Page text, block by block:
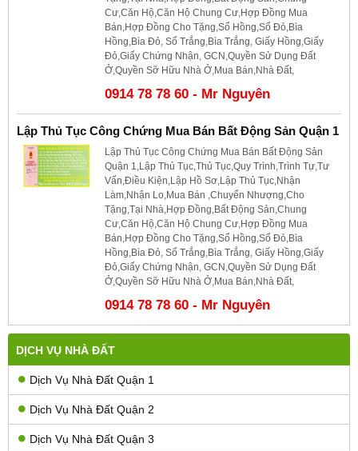
DỊCH VỤ NHÀ ĐẤT
Dịch Vụ Nhà Đất Quận 1
Dịch Vụ Nhà Đất Quận 2
Dịch Vụ Nhà Đất Quận 3
Cư,Căn Hộ,Căn Hộ Chung Cư,Hợp Đồng Mua
Bán,Hợp Đồng Cho Tặng,Sổ Hồng,Sổ Đỏ,Bìa
Hồng,Bìa Đỏ, Sổ Trắng,Bìa Trắng, Giấy Hồng,Giấy
Đỏ,Giấy Chứng Nhận, GCN,Quyền Sử Dụng Đất
Ở,Quyền Sỡ Hữu Nhà Ở,Mua Bán,Nhà Đất,
0914 78 78 60 - Mr Nguyên
Lập Thủ Tục Công Chứng Mua Bán Bất Động Sản Quận 1
Lập Thủ Tục Công Chứng Mua Bán Bất Động Sản
Quận 1,Lập Thủ Tục,Thủ Tục,Quy Trình,Trình Tự,Tư
Vấn,Điều Kiện,Lập Hồ Sơ,Lập Thủ Tục,Nhận
Làm,Nhận Lo,Mua Bán ,Chuyển Nhượng,Cho
Tặng,Tại Nhà,Hợp Đồng,Bất Động Sản,Chung
Cư,Căn Hộ,Căn Hộ Chung Cư,Hợp Đồng Mua
Bán,Hợp Đồng Cho Tặng,Sổ Hồng,Sổ Đỏ,Bìa
Hồng,Bìa Đỏ, Sổ Trắng,Bìa Trắng, Giấy Hồng,Giấy
Đỏ,Giấy Chứng Nhận, GCN,Quyền Sử Dụng Đất
Ở,Quyền Sỡ Hữu Nhà Ở,Mua Bán,Nhà Đất,
0914 78 78 60 - Mr Nguyên